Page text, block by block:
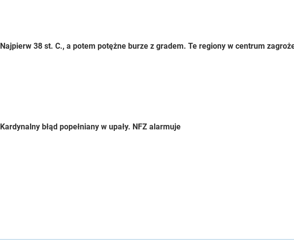
Najpierw 38 st. C., a potem potężne burze z gradem. Te regiony w centrum
Kardynalny błąd popełniany w upały. NFZ alarmuje